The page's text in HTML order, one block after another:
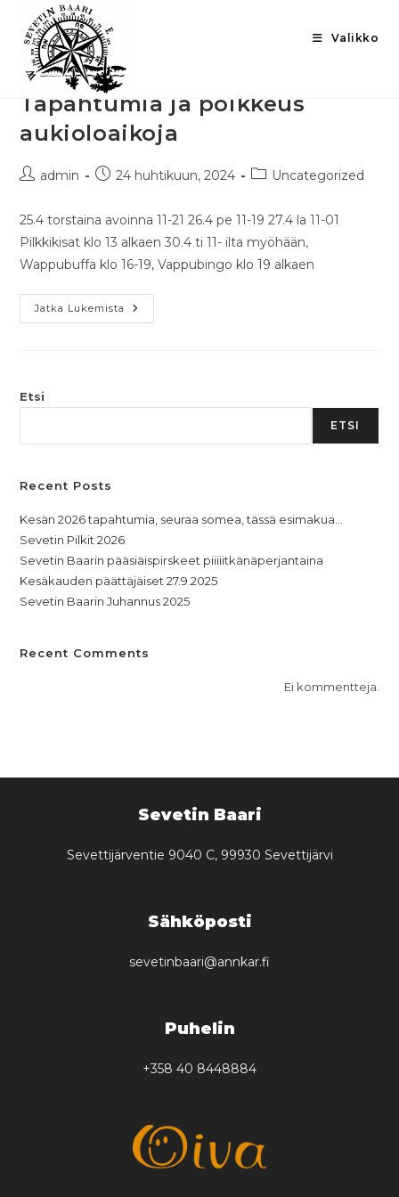
Valikko
Tapahtumia ja poikkeus
aukioloaikoja
admin 24 huhtikuun, 2024 Uncategorized
25.4 torstaina avoinna 11-21 26.4 pe 11-19 27.4 la 11-01
Pilkkikisat klo 13 alkaen 30.4 ti 11- ilta myöhään,
Wappubuffa klo 16-19, Vappubingo klo 19 alkaen
Jatka Lukemista
Etsi
ETSI
Recent Posts
Kesän 2026 tapahtumia, seuraa somea, tässä esimakua…
Sevetin Pilkit 2026
Sevetin Baarin pääsiäispirskeet piiiiitkänäperjantaina
Kesäkauden päättäjäiset 27.9.2025
Sevetin Baarin Juhannus 2025
Recent Comments
Ei kommentteja.
Sevetin Baari
Sevettijärventie 9040 C, 99930 Sevettijärvi
Sähköposti
sevetinbaari@annkar.fi
Puhelin
+358 40 8448884